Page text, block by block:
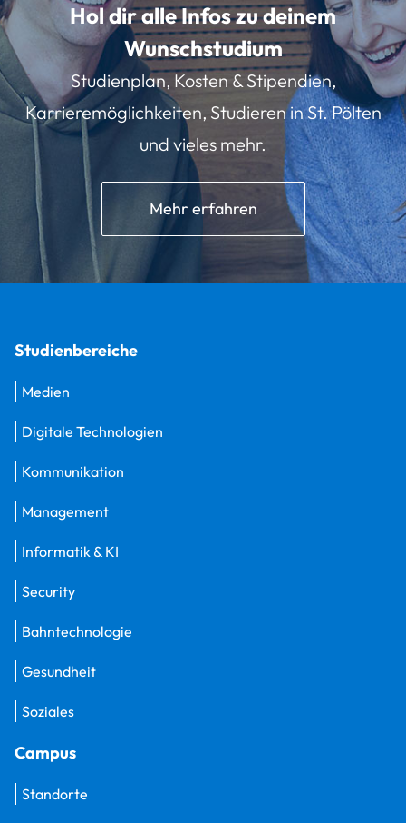
Hol dir alle Infos zu deinem
Wunschstudium
Studienplan, Kosten & Stipendien,
Karrieremöglichkeiten, Studieren in St. Pölten
und vieles mehr.
Mehr erfahren
Studienbereiche
Medien
Digitale Technologien
Kommunikation
Management
Informatik & KI
Security
Bahntechnologie
Gesundheit
Soziales
Campus
Standorte